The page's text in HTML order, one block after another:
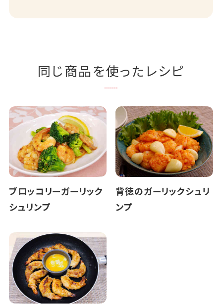
同じ商品を使ったレシピ
ブロッコリーガーリック
シュリンプ
背徳のガーリックシュリ
ンプ